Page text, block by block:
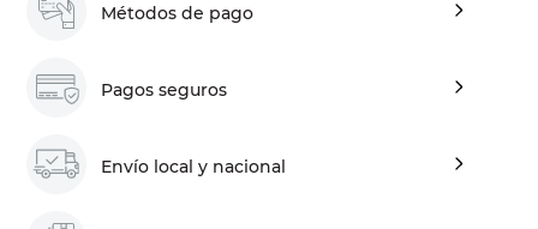
Métodos de pago
Pagos seguros
Envío local y nacional